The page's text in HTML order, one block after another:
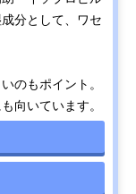
分として、ワセ
のもポイント。
向いています。